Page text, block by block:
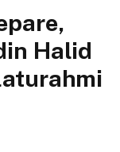
Halid